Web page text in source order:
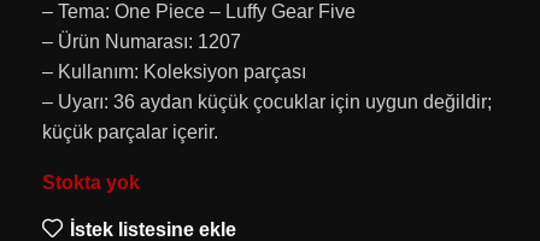
– Tema: One Piece – Luffy Gear Five
– Ürün Numarası: 1207
– Kullanım: Koleksiyon parçası
– Uyarı: 36 aydan küçük çocuklar için uygun değildir;
küçük parçalar içerir.
Stokta yok
İstek listesine ekle